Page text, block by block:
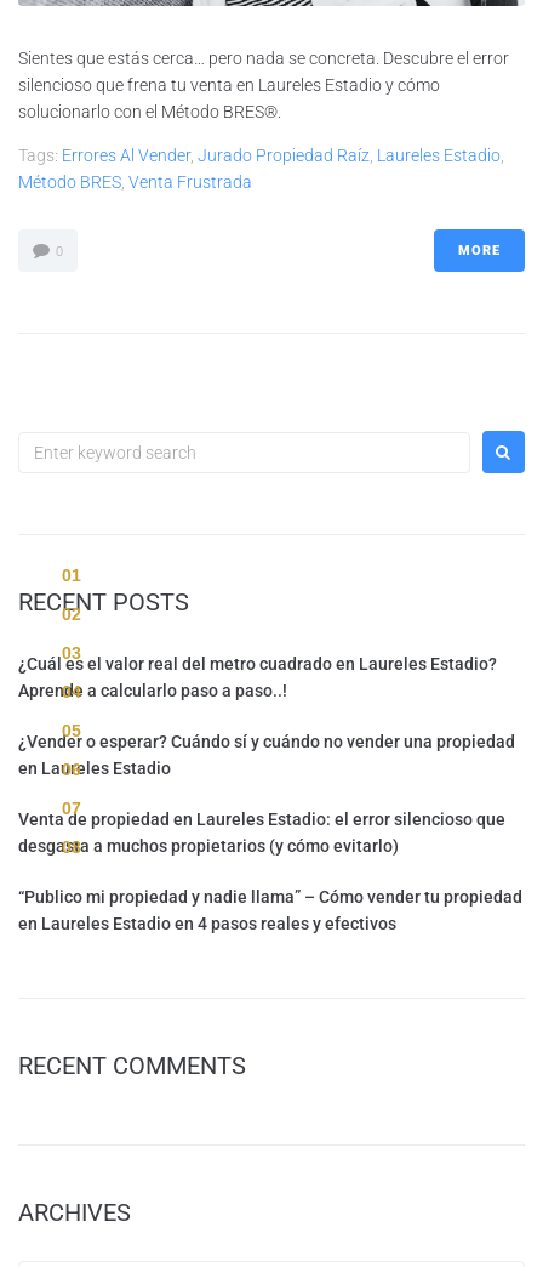
01
02
03
04
05
06
07
08
Sientes que estás cerca… pero nada se concreta. Descubre el error
silencioso que frena tu venta en Laureles Estadio y cómo
solucionarlo con el Método BRES®.
Tags: Errores Al Vender, Jurado Propiedad Raíz, Laureles Estadio,
Método BRES, Venta Frustrada
0 MORE
RECENT POSTS
¿Cuál es el valor real del metro cuadrado en Laureles Estadio?
Aprende a calcularlo paso a paso..!
¿Vender o esperar? Cuándo sí y cuándo no vender una propiedad
en Laureles Estadio
Venta de propiedad en Laureles Estadio: el error silencioso que
desgasta a muchos propietarios (y cómo evitarlo)
“Publico mi propiedad y nadie llama” – Cómo vender tu propiedad
en Laureles Estadio en 4 pasos reales y efectivos
RECENT COMMENTS
ARCHIVES